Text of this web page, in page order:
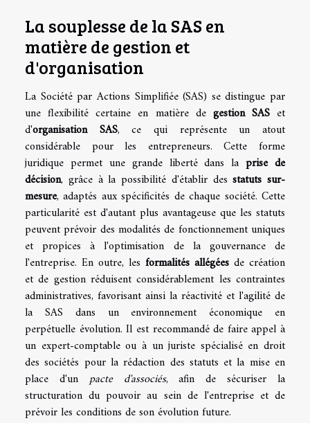
La souplesse de la SAS en
matière de gestion et
d'organisation
La Société par Actions Simplifiée (SAS) se distingue par
une flexibilité certaine en matière de gestion SASet
d'organisation SAS, ce qui représente un atout
considérable pour les entrepreneurs. Cette forme
juridique permet une grande liberté dans laprise de
décision, grâce à la possibilité d'établir desstatuts sur-
mesure, adaptés aux spécificités de chaque société. Cette
particularité est d'autant plus avantageuse que les statuts
peuvent prévoir des modalités de fonctionnement uniques
et propices à l'optimisation de la gouvernance de
l'entreprise. En outre, les formalités allégées de création
et de gestion réduisent considérablement les contraintes
administratives, favorisant ainsi la réactivité et l'agilité de
la SAS dans un environnement économique en
perpétuelle évolution. Il est recommandé de faire appel à
un expert-comptable ou à un juriste spécialisé en droit
des sociétés pour la rédaction des statuts et la mise en
place d'unpacte d'associés, afin de sécuriser la
structuration du pouvoir au sein de l'entreprise et de
prévoir les conditions de son évolution future.